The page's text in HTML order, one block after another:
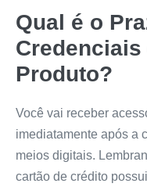
Qual é o
Produto?
Você vai receber
imediatamente após a
meios digitais.
cartão de crédito